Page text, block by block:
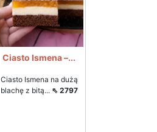
Ciasto Ismena –...
Ciasto Ismena na dużą
blachę z bitą... ⇖ 2797